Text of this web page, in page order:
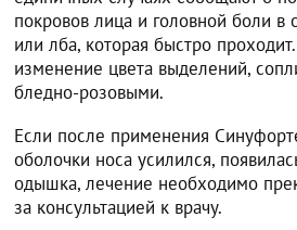
покровов лица и головной боли в
или лба, которая быстро
изменение цвета выделений,
бледно-розовыми.
Если после применения
оболочки носа усилился,
одышка, лечение необходимо
за консультацией к врачу.